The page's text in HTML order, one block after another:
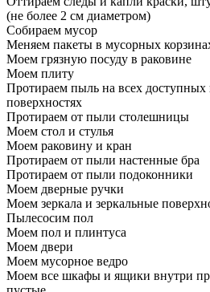
(не более 2 см диаметром)
Собираем мусор
Меняем пакеты в мусорных
Моем грязную посуду в раковине
Моем плиту
Протираем пыль на всех
поверхностях
Протираем от пыли столешницы
Моем стол и стулья
Моем раковину и кран
Протираем от пыли настенные бра
Протираем от пыли подоконники
Моем дверные ручки
Моем зеркала и зеркальные
Пылесосим пол
Моем пол и плинтуса
Моем двери
Моем мусорное ведро
Моем все шкафы и ящики внутри